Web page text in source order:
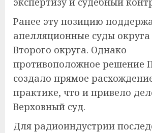
Ранее эту позицию
апелляционные суды
Второго округа. Однако
противоположное решение
создало прямое
практике, что и привело
Верховный суд.
Для радиоиндустрии